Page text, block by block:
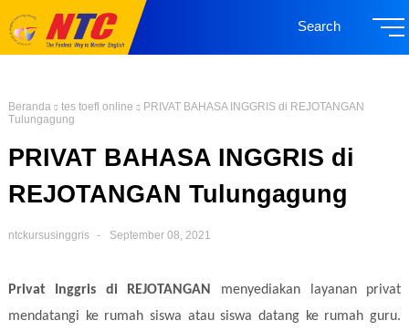
Search
Beranda tes toefl online
PRIVAT BAHASA INGGRIS di REJOTANGAN
Tulungagung
PRIVAT BAHASA INGGRIS di
REJOTANGAN Tulungagung
ntckursusinggris September 08, 2021
Privat Inggris di REJOTANGAN menyediakan layanan privat
mendatangi ke rumah siswa atau siswa datang ke rumah guru.